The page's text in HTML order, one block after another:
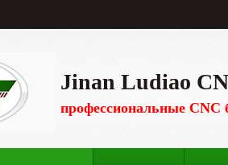
Jinan Ludiao
профессиональные CNC